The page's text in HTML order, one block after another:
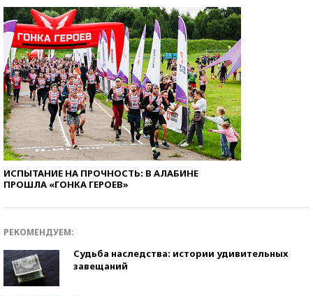
ИСПЫТАНИЕ НА ПРОЧНОСТЬ: В АЛАБИНЕ
ПРОШЛА «ГОНКА ГЕРОЕВ»
РЕКОМЕНДУЕМ:
Судьба наследства: истории удивительных
завещаний